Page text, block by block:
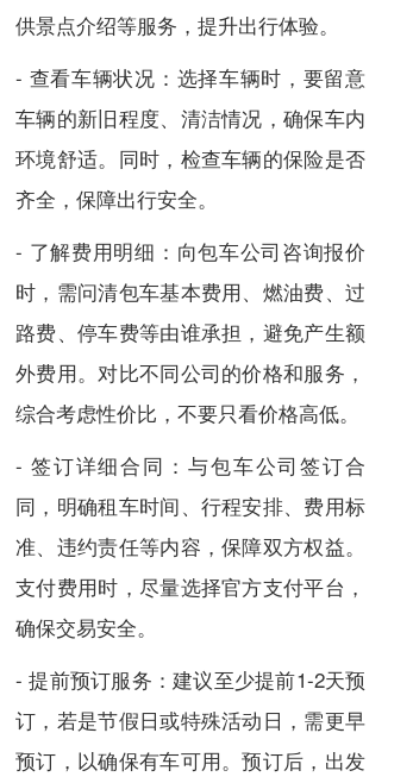
供景点介绍等服务，提升出行体验。
- 查看车辆状况：选择车辆时，要留意
车辆的新旧程度、清洁情况，确保车内
环境舒适。同时，检查车辆的保险是否
齐全，保障出行安全。
- 了解费用明细：向包车公司咨询报价
时，需问清包车基本费用、燃油费、过
路费、停车费等由谁承担，避免产生额
外费用。对比不同公司的价格和服务，
综合考虑性价比，不要只看价格高低。
- 签订详细合同：与包车公司签订合
同，明确租车时间、行程安排、费用标
准、违约责任等内容，保障双方权益。
支付费用时，尽量选择官方支付平台，
确保交易安全。
- 提前预订服务：建议至少提前1-2天预
订，若是节假日或特殊活动日，需更早
预订，以确保有车可用。预订后，出发